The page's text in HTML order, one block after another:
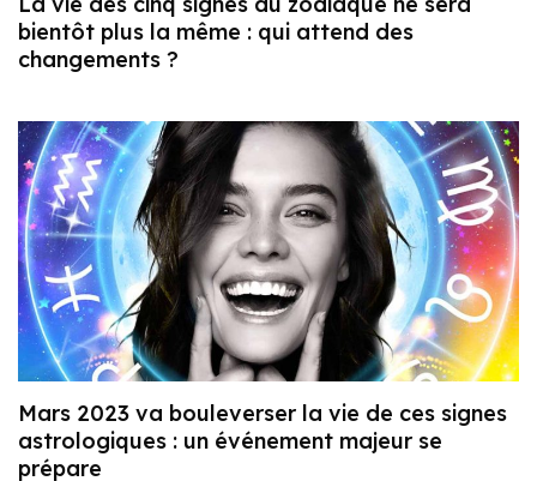
bientôt plus la même : qui attend des
changements ?
Mars 2023 va bouleverser la vie de ces signes
astrologiques : un événement majeur se
prépare